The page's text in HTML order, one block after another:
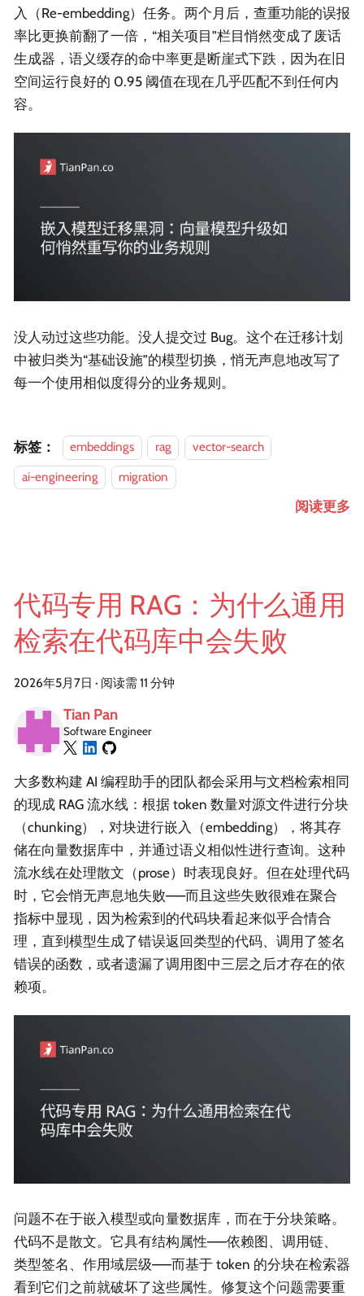
入（Re-embedding）任务。两个月后，查重功能的误报
率比更换前翻了一倍，“相关项目”栏目悄然变成了废话
生成器，语义缓存的命中率更是断崖式下跌，因为在旧
空间运行良好的 0.95 阈值在现在几乎匹配不到任何内
容。
没人动过这些功能。没人提交过 Bug。这个在迁移计划
中被归类为“基础设施”的模型切换，悄无声息地改写了
每一个使用相似度得分的业务规则。
标签： embeddings rag
vector-search
ai-engineering
migration
阅读更多
代码专用 RAG：为什么通用
检索在代码库中会失败
2026年5月7日 · 阅读需 11 分钟
Tian Pan
Software Engineer
大多数构建 AI 编程助手的团队都会采用与文档检索相同
的现成 RAG 流水线：根据 token 数量对源文件进行分块
（chunking），对块进行嵌入（embedding），将其存
储在向量数据库中，并通过语义相似性进行查询。这种
流水线在处理散文（prose）时表现良好。但在处理代码
时，它会悄无声息地失败——而且这些失败很难在聚合
指标中显现，因为检索到的代码块看起来似乎合情合
理，直到模型生成了错误返回类型的代码、调用了签名
错误的函数，或者遗漏了调用图中三层之后才存在的依
赖项。
问题不在于嵌入模型或向量数据库，而在于分块策略。
代码不是散文。它具有结构属性——依赖图、调用链、
类型签名、作用域层级——而基于 token 的分块在检索器
看到它们之前就破坏了这些属性。修复这个问题需要重